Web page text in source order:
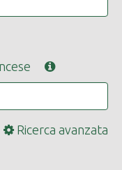
Ricerca avanzata